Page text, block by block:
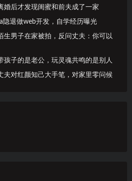
婚后才发现闺蜜和前夫成了一家
隐退做web开发，自学经历曝光
生男子在家被拍，反问丈夫：你可以
孩子的是老公，玩灵魂共鸣的是别人
夫对红颜知己大手笔，对家里零问候